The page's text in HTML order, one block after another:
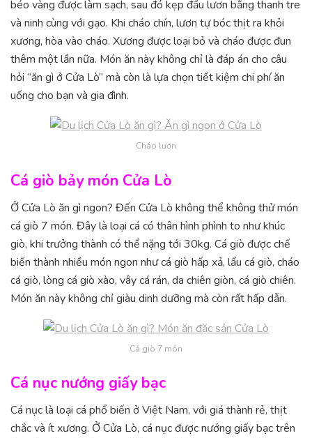
béo vàng được làm sạch, sau đó kẹp đầu lươn bằng thanh tre
và ninh cùng với gạo. Khi cháo chín, lươn tự bóc thịt ra khỏi
xương, hòa vào cháo. Xương được loại bỏ và cháo được đun
thêm một lần nữa. Món ăn này không chỉ là đáp án cho câu
hỏi “ăn gì ở Cửa Lò” mà còn là lựa chọn tiết kiệm chi phí ăn
uống cho bạn và gia đình.
Cháo lươn
Cá giò bảy món Cửa Lò
Ở Cửa Lò ăn gì ngon? Đến Cửa Lò không thể không thử món
cá giò 7 món. Đây là loại cá có thân hình phình to như khúc
giò, khi trưởng thành có thể nặng tới 30kg. Cá giò được chế
biến thành nhiều món ngon như cá giò hấp xả, lẩu cá giò, cháo
cá giò, lòng cá giò xào, vây cá rán, da chiên giòn, cá giò chiên.
Món ăn này không chỉ giàu dinh dưỡng mà còn rất hấp dẫn.
Cá giò 7 món
Cá nục nướng giấy bạc
Cá nục là loại cá phổ biến ở Việt Nam, với giá thành rẻ, thịt
chắc và ít xương. Ở Cửa Lò, cá nục được nướng giấy bạc trên